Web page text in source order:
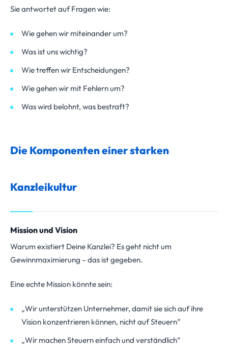
Sie antwortet auf Fragen wie:
Wie gehen wir miteinander um?
Was ist uns wichtig?
Wie treffen wir Entscheidungen?
Wie gehen wir mit Fehlern um?
Was wird belohnt, was bestraft?
Die Komponenten einer starken
Kanzleikultur
Mission und Vision
Warum existiert Deine Kanzlei? Es geht nicht um
Gewinnmaximierung – das ist gegeben.
Eine echte Mission könnte sein:
„Wir unterstützen Unternehmer, damit sie sich auf ihre
Vision konzentrieren können, nicht auf Steuern”
„Wir machen Steuern einfach und verständlich”